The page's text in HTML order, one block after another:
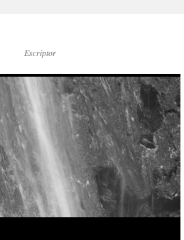
Escriptor